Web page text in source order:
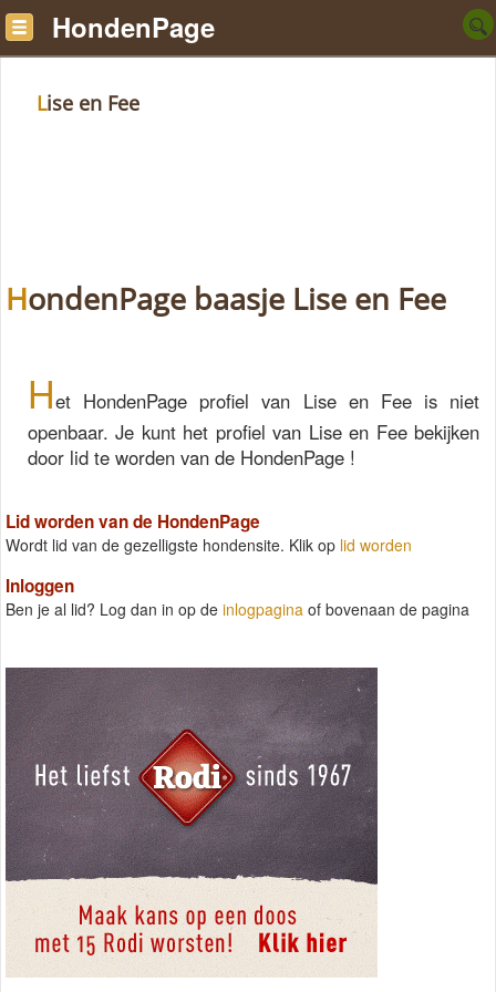
HondenPage
Lise en Fee
HondenPage baasje Lise en Fee
Het HondenPage profiel van Lise en Fee is niet
openbaar. Je kunt het profiel van Lise en Fee bekijken
door lid te worden van de HondenPage !
Lid worden van de HondenPage
Wordt lid van de gezelligste hondensite. Klik op lid worden
Inloggen
Ben je al lid? Log dan in op de inlogpagina of bovenaan de pagina